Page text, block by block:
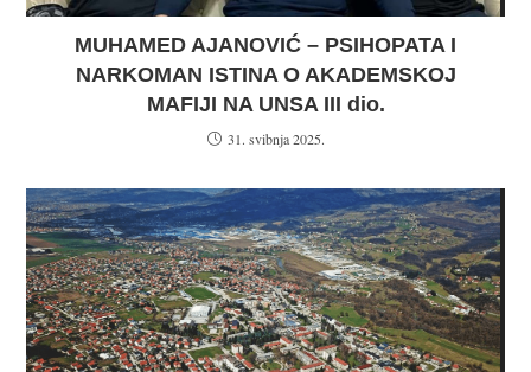
MUHAMED AJANOVIĆ – PSIHOPATA I
NARKOMAN ISTINA O AKADEMSKOJ
MAFIJI NA UNSA III dio.
31. svibnja 2025.